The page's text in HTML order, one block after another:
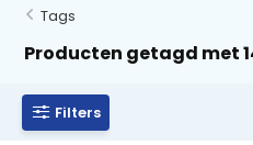
Tags
Producten getagd met
Filters